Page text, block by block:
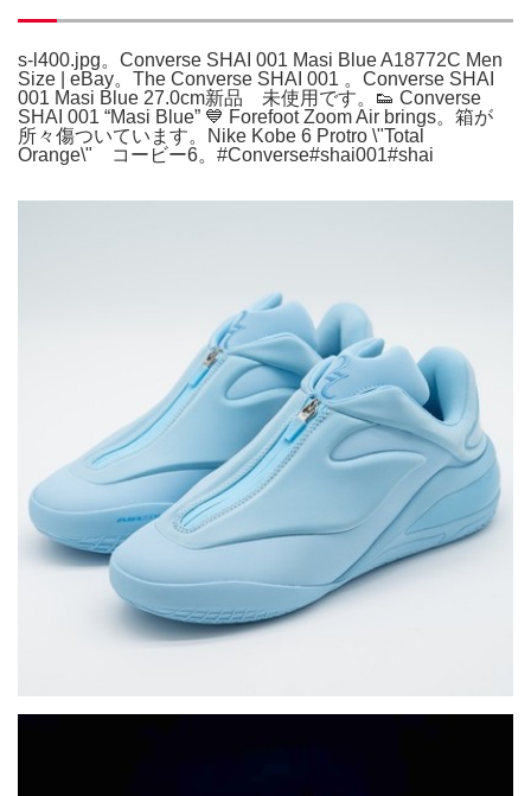
s-l400.jpg。Converse SHAI 001 Masi Blue A18772C Men
Size | eBay。The Converse SHAI 001 。Converse SHAI
001 Masi Blue 27.0cm新品 未使用です。👟 Converse
SHAI 001 “Masi Blue” 💙 Forefoot Zoom Air brings。箱が
所々傷ついています。Nike Kobe 6 Protro \"Total
Orange\" コービー6。#Converse#shai001#shai